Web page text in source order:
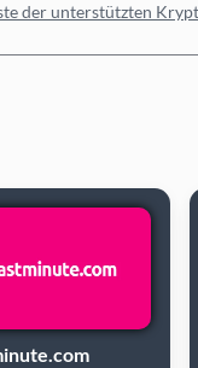
der unterstützten